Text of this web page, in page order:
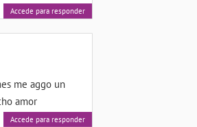
Accede para responder
me aggo un
amor
Accede para responder